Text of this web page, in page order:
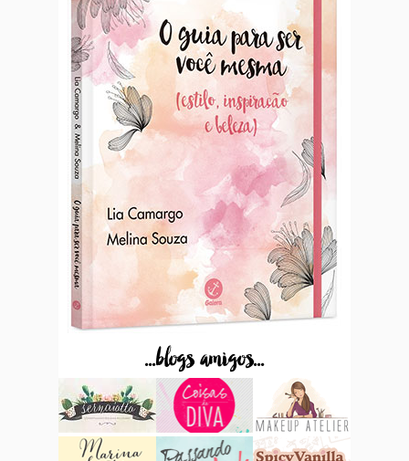
...blogs amigos...